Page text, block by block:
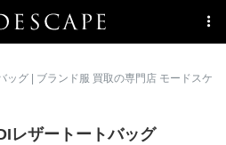
ッグ | ブランド服 買取の専門店 モードスケ
レザートートバッグ